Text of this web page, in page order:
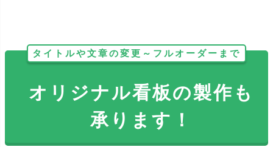
タイトルや文章の変更～フルオーダーまで
オリジナル看板の製作も
承ります！